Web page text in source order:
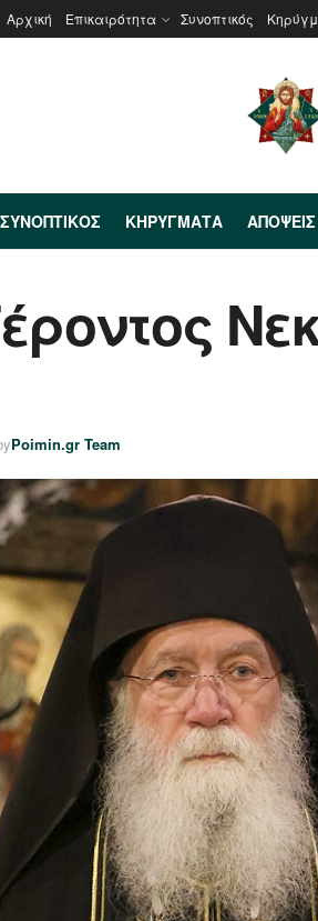
Αρχική Επικαιρότητα Συνοπτικός
ΣΥΝΟΠΤΙΚΌΣ ΚΗΡΎΓΜΑΤΑ
Poimin.gr Team